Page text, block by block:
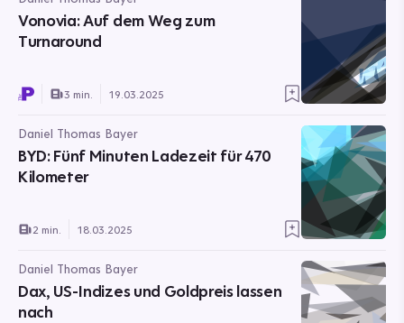
Vonovia: Auf dem Weg zum
Turnaround
3 min. 19.03.2025
Daniel Thomas Bayer
BYD: Fünf Minuten Ladezeit für 470
Kilometer
2 min. 18.03.2025
Daniel Thomas Bayer
Dax, US-Indizes und Goldpreis lassen
nach